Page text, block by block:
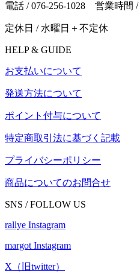
電話 / 076-256-1028 営業時間 /
定休日 / 水曜日＋不定休
HELP & GUIDE
お支払いについて
発送方法について
ポイント付与について
特定商取引法に基づく記載
プライバシーポリシー
商品についてのお問合せ
SNS / FOLLOW US
rallye Instagram
margot Instagram
X（旧twitter）